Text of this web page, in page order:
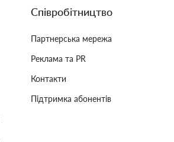
Співробітництво
Партнерська мережа
Реклама та PR
Контакти
Підтримка абонентів